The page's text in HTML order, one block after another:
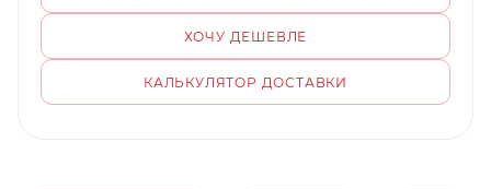
ХОЧУ ДЕШЕВЛЕ
КАЛЬКУЛЯТОР ДОСТАВКИ